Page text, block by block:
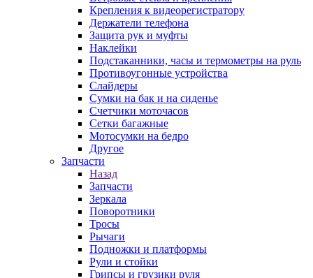
Крепления к видеорегистратору
Держатели телефона
Защита рук и муфты
Наклейки
Подстаканники, часы и термометры на руль
Противоугонные устройства
Слайдеры
Сумки на бак и на сиденье
Счетчики моточасов
Сетки багажные
Мотосумки на бедро
Другое
Запчасти
Назад
Запчасти
Зеркала
Поворотники
Тросы
Рычаги
Подножки и платформы
Рули и стойки
Грипсы и грузики руля